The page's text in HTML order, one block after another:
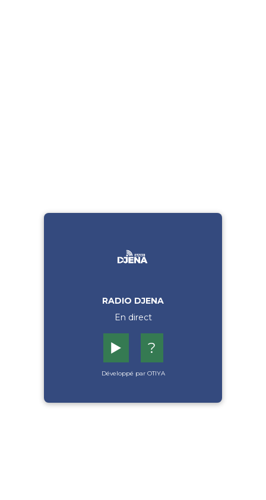
RADIO DJENA
En direct
▶️ ?
Développé par OTIYA